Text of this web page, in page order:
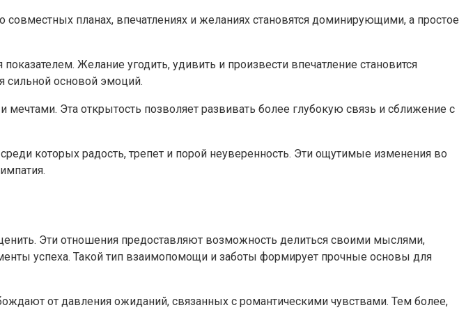
планах, впечатлениях и желаниях становятся доминирующими, а простое
Желание угодить, удивить и произвести впечатление становится
основой эмоций.
Эта открытость позволяет развивать более глубокую связь и сближение с
которых радость, трепет и порой неуверенность. Эти ощутимые изменения во
Эти отношения предоставляют возможность делиться своими мыслями,
успеха. Такой тип взаимопомощи и заботы формирует прочные основы для
от давления ожиданий, связанных с романтическими чувствами. Тем более,